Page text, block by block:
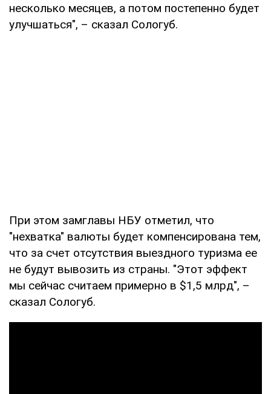
несколько месяцев, а потом постепенно будет
улучшаться", – сказал Сологуб.
При этом замглавы НБУ отметил, что
"нехватка" валюты будет компенсирована тем,
что за счет отсутствия выездного туризма ее
не будут вывозить из страны. "Этот эффект
мы сейчас считаем примерно в $1,5 млрд", –
сказал Сологуб.